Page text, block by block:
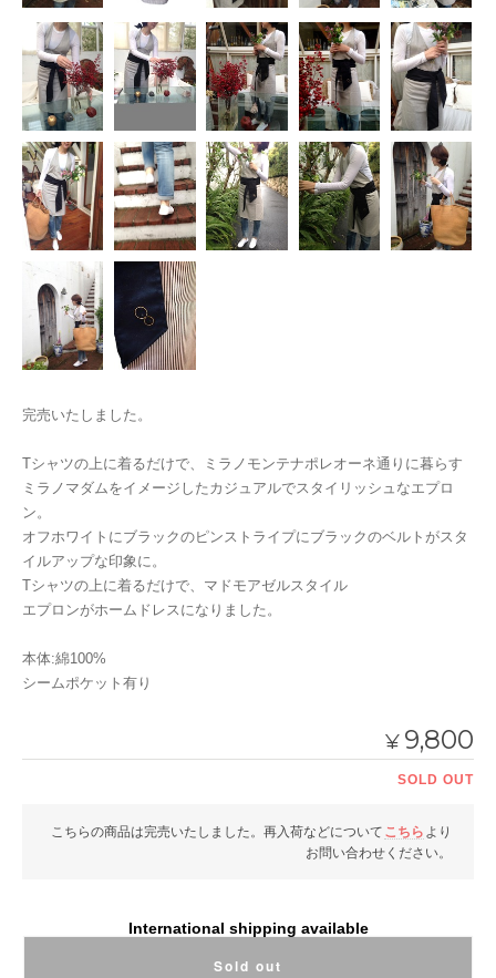
完売いたしました。
Tシャツの上に着るだけで、ミラノモンテナポレオーネ通りに暮らす
ミラノマダムをイメージしたカジュアルでスタイリッシュなエプロ
ン。
オフホワイトにブラックのピンストライプにブラックのベルトがスタ
イルアップな印象に。
Tシャツの上に着るだけで、マドモアゼルスタイル
エプロンがホームドレスになりました。
本体:綿100%
シームポケット有り
¥ 9,800
SOLD OUT
こちらの商品は完売いたしました。再入荷などについて こちら より
お問い合わせください。
International shipping available
Sold out